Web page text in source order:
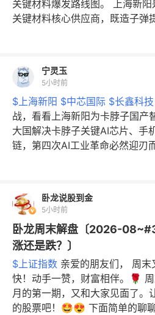
关键材料爆发路线图。 上海新
关键材料核心供应商，既造子弹
宁灵玉
5小时前
$上海新阳 $中芯国际 $长鑫科技
战，看看上海新阳为卡脖子国产
大国解决卡脖子关键AI芯片、手
链，第四次AI工业革命必然迎刃
卧龙说股到金
5小时前
卧龙周末解盘〔2026-
涨还是跌？〕
$上证指数 亲爱的朋友们， 周
快！动手一赞，财富相伴。🌹 周末解盘总第 322 期，8
月的第一期，又和大家见面了。
的股票吧！🤩😍 下面简单的聊聊本周的盘面 八月第一